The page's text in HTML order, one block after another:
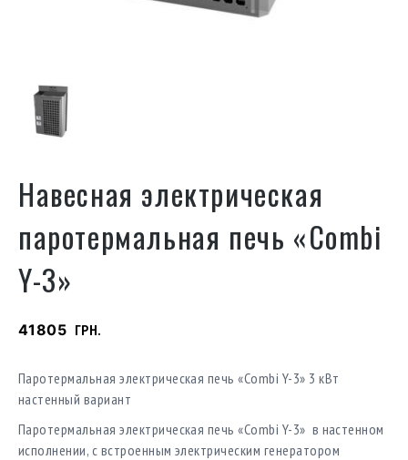
Навесная электрическая
паротермальная печь «Combi
Y-3»
41805 ГРН.
Паротермальная электрическая печь «Combi Y-3» 3 кВт
настенный вариант
Паротермальная электрическая печь «Combi Y-3» в настенном
исполнении, с встроенным электрическим генератором